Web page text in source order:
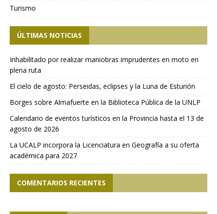
Turismo
ÚLTIMAS NOTICIAS
Inhabilitado por realizar maniobras imprudentes en moto en
plena ruta
El cielo de agosto: Perseidas, eclipses y la Luna de Esturión
Borges sobre Almafuerte en la Biblioteca Pública de la UNLP
Calendario de eventos turísticos en la Provincia hasta el 13 de
agosto de 2026
La UCALP incorpora la Licenciatura en Geografía a su oferta
académica para 2027
COMENTARIOS RECIENTES